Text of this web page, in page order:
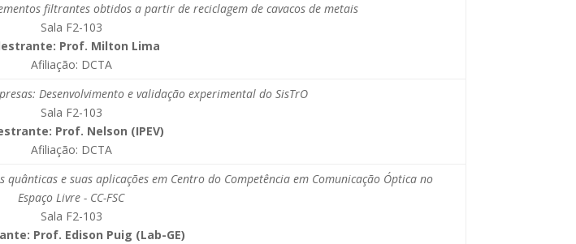
filtrantes obtidos a partir de reciclagem de cavacos de metais
Sala F2-103
Prof. Milton Lima
Afiliação: DCTA
Desenvolvimento e validação experimental do SisTrO
Sala F2-103
Prof. Nelson (IPEV)
Afiliação: DCTA
e suas aplicações em Centro do Competência em Comunicação Óptica no
Espaço Livre - CC-FSC
Sala F2-103
Prof. Edison Puig (Lab-GE)